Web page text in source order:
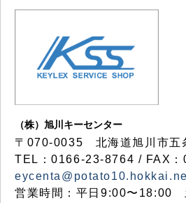
（株）旭川キーセンター
〒070-0035 北海道旭川市五
TEL：0166-23-8764 / FAX
営業時間：平日9:00〜18:00